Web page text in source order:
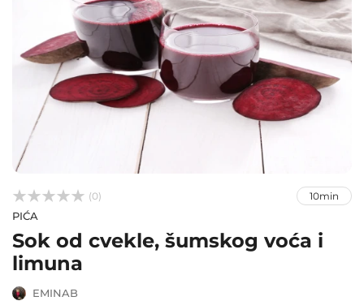


 (0) 10min
PIĆA
Sok od cvekle, šumskog voća i
limuna
EMINAB